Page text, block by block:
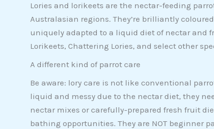
Lories and lorikeets are the nectar-feeding
Australasian regions. They’re brilliantly
uniquely adapted to a liquid diet of nectar and
Lorikeets, Chattering Lories, and select other
A different kind of parrot care
Be aware: lory care is not like conventional
liquid and messy due to the nectar diet, they
nectar mixes or carefully-prepared fresh fruit
bathing opportunities. They are NOT beginner